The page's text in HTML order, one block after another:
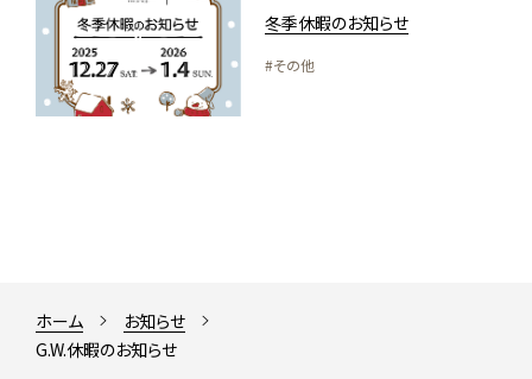
冬季休暇のお知らせ
#その他
ホーム
お知らせ
G.W.休暇のお知らせ